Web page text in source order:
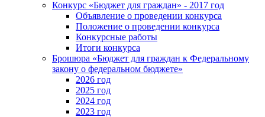
Конкурс «Бюджет для граждан» - 2017 год
Объявление о проведении конкурса
Положение о проведении конкурса
Конкурсные работы
Итоги конкурса
Брошюра «Бюджет для граждан к Федеральному
закону о федеральном бюджете»
2026 год
2025 год
2024 год
2023 год